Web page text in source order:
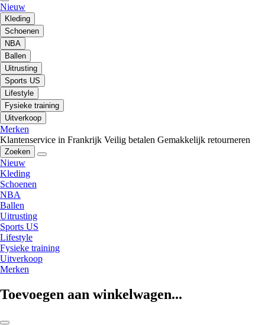
Nieuw
Kleding
Schoenen
NBA
Ballen
Uitrusting
Sports US
Lifestyle
Fysieke training
Uitverkoop
Merken
Klantenservice in Frankrijk Veilig betalen Gemakkelijk retourneren
Zoeken
Nieuw
Kleding
Schoenen
NBA
Ballen
Uitrusting
Sports US
Lifestyle
Fysieke training
Uitverkoop
Merken
Toevoegen aan winkelwagen...